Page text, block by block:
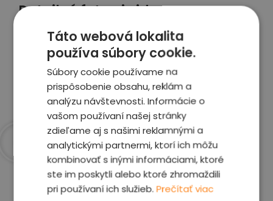
Detailné foto aj video
Celé auto z exteriéru aj interiéru nafotíme
vrátane závad a poškodení
Zobraziť report
Prečo sme najlepšia
voľba
Táto webová lokalita
používa súbory cookie.
Súbory cookie používame na
prispôsobenie obsahu, reklám a
analýzu návštevnosti. Informácie o
vašom používaní našej stránky
zdieľame aj s našimi reklamnými a
analytickými partnermi, ktorí ich môžu
kombinovať s inými informáciami, ktoré
ste im poskytli alebo ktoré zhromaždili
pri používaní ich služieb.Prečítať viac